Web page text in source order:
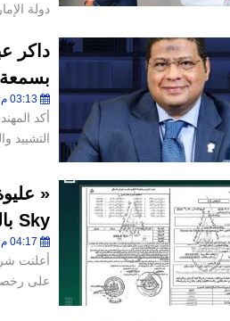
دولة
داكر
بسمعة
03:13 م - الأحد 26 يوليو 2026
أكد
التشييد
Sky بالعاصمة الإدارية وتعلن بدء مرحلة التنفيذ الفعلي
على